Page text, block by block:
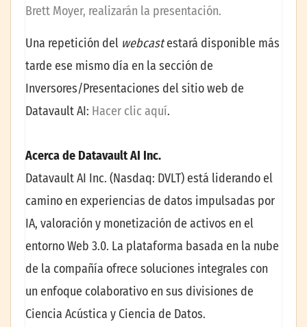
Brett Moyer, realizarán la presentación.
Una repetición del webcastestará disponible más
tarde ese mismo día en la sección de
Inversores/Presentaciones del sitio web de
Datavault AI: Hacer clic aquí.
Acerca de Datavault AI Inc.
Datavault AI Inc. (Nasdaq: DVLT) está liderando el
camino en experiencias de datos impulsadas por
IA, valoración y monetización de activos en el
entorno Web 3.0. La plataforma basada en la nube
de la compañía ofrece soluciones integrales con
un enfoque colaborativo en sus divisiones de
Ciencia Acústica y Ciencia de Datos.